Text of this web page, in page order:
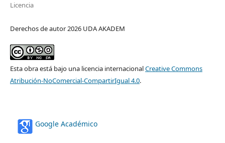
Licencia
Derechos de autor 2026 UDA AKADEM
Esta obra está bajo una licencia internacionalCreative Commons
Atribución-NoComercial-CompartirIgual 4.0.
Google Académico